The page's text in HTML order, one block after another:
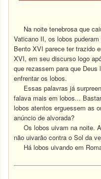
Na noite tenebrosa que
Vaticano II, os lobos
Bento XVI parece ter trazido
XVI, em seu discurso logo
que rezassem para que
enfrentar os lobos.
Essas palavras já
falava mais em lobos...
lobos atentos erguessem as
anúncio de alvorada?
Os lobos uivam na noite.
não uivarão contra o Sol da
Há lobos uivando em